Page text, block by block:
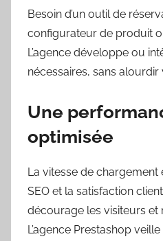
Besoin d’un outil de
configurateur de produit
L’agence développe ou
nécessaires, sans alourdir
Une
optimisée
La vitesse de
SEO et la satisfaction
décourage les visiteurs et
L’agence Prestashop